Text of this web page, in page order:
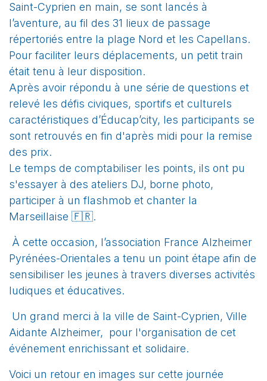
Saint-Cyprien en main, se sont lancés à
l’aventure, au fil des 31 lieux de passage
répertoriés entre la plage Nord et les Capellans.
Pour faciliter leurs déplacements, un petit train
était tenu à leur disposition.
Après avoir répondu à une série de questions et
relevé les défis civiques, sportifs et culturels
caractéristiques d’Éducap’city, les participants se
sont retrouvés en fin d'après midi pour la remise
des prix.
Le temps de comptabiliser les points, ils ont pu
s'essayer à des ateliers DJ, borne photo,
participer à un flashmob et chanter la
Marseillaise 🇫🇷.
À cette occasion, l’association France Alzheimer
Pyrénées-Orientales a tenu un point étape afin de
sensibiliser les jeunes à travers diverses activités
ludiques et éducatives.
Un grand merci à la ville de Saint-Cyprien, Ville
Aidante Alzheimer, pour l'organisation de cet
événement enrichissant et solidaire.
Voici un retour en images sur cette journée